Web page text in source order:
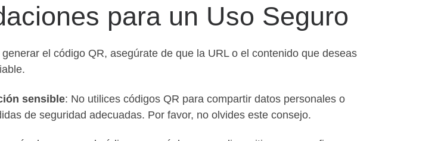
para un Uso Seguro
generar el código QR, asegúrate de que la URL o el contenido que deseas
sensible: No utilices códigos QR para compartir datos personales o
de seguridad adecuadas.​ Por favor, no olvides este consejo.